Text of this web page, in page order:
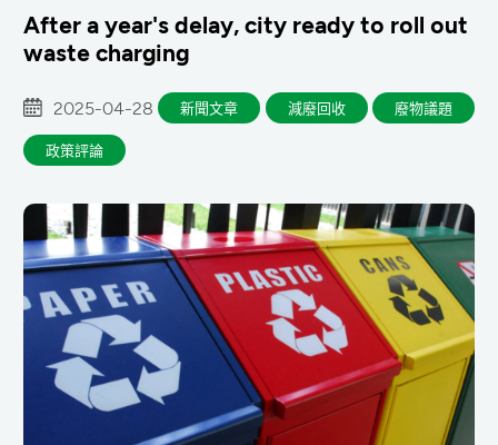
After a year's delay, city ready to roll out
waste charging
2025-04-28 新聞文章 減廢回收 廢物議題
政策評論